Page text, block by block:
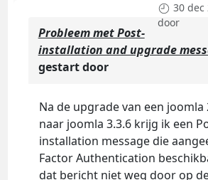
30 dec
door
Probleem met Post-
installation and upgrade
gestart door
Na de upgrade van een joomla
naar joomla 3.3.6 krijg ik een
installation message die
Factor Authentication
dat bericht niet weg door op